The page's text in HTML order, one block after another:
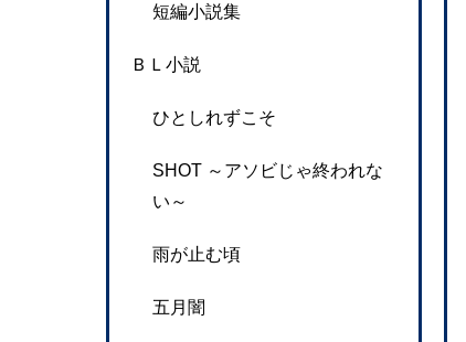
短編小説集
ＢＬ小説
ひとしれずこそ
SHOT ～アソビじゃ終われな
い～
雨が止む頃
五月闇